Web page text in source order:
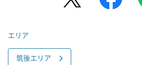
エリア
筑後エリア